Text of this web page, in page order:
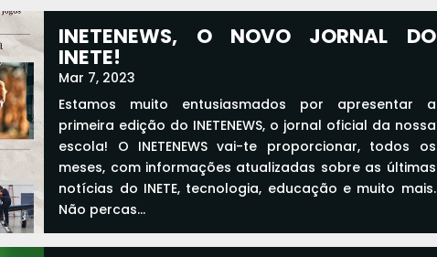
INETENEWS, O NOVO JORNAL DO
INETE!
Mar 7, 2023
Estamos muito entusiasmados por apresentar a
primeira edição do INETENEWS, o jornal oficial da nossa
escola! O INETENEWS vai-te proporcionar, todos os
meses, com informações atualizadas sobre as últimas
notícias do INETE, tecnologia, educação e muito mais.
Não percas...
read more